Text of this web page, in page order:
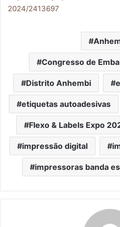
2024/2413697
Congresso de
Distrito Anhembi
etiquetas autoadesivas
Flexo & Labels Expo
impressão digital
impressoras banda